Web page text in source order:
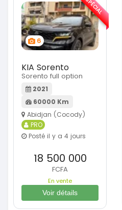
6
KIA Sorento
Sorento full option
2021
60000 Km
Abidjan (Cocody)
PRO
Posté il y a 4 jours
18 500 000
FCFA
En vente
Voir détails
SPÉCIAL